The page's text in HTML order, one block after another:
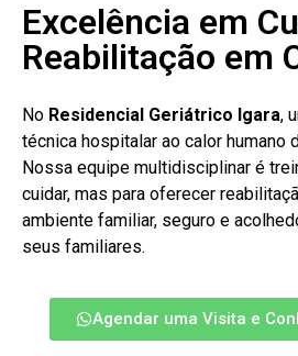
Excelência em
Reabilitação em
No Residencial Geriátrico Igara,
técnica hospitalar ao calor humano
Nossa equipe multidisciplinar é
cuidar, mas para oferecer
ambiente familiar, seguro e
seus familiares.
Agendar uma Visita e